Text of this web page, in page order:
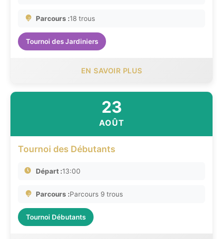
Parcours :18 trous
Tournoi des Jardiniers
EN SAVOIR PLUS
23
AOÛT
Tournoi des Débutants
Départ :13:00
Parcours :Parcours 9 trous
Tournoi Débutants